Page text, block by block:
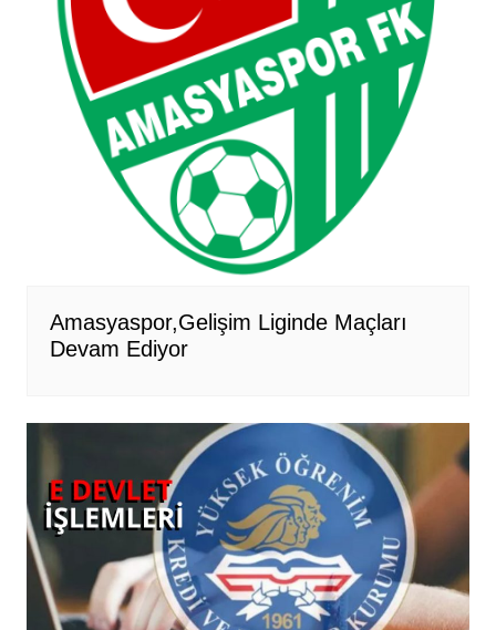
Amasyaspor,Gelişim Liginde Maçları
Devam Ediyor